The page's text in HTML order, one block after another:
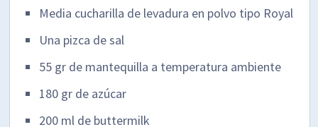
Media cucharilla de levadura en polvo tipo Royal
Una pizca de sal
55 gr de mantequilla a temperatura ambiente
180 gr de azúcar
200 ml de buttermilk